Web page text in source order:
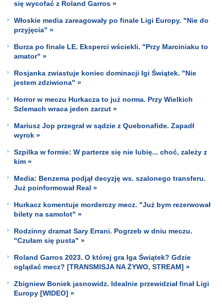
się wycofać z Roland Garros »
Włoskie media zareagowały po finale Ligi Europy. "Nie do
przyjęcia" »
Burza po finale LE. Eksperci wściekli. "Przy Marciniaku to
amator" »
Rosjanka zwiastuje koniec dominacji Igi Świątek. "Nie
jestem zdziwiona" »
Horror w meczu Hurkacza to już norma. Przy Wielkich
Szlemach wraca jeden zarzut »
Mariusz Jop przegrał w sądzie z Quebonafide. Zapadł
wyrok »
Szpilka w formie: W parterze się nie lubię... choć, zależy z
kim »
Media: Benzema podjął decyzję ws. szalonego transferu.
Już poinformował Real »
Hurkacz komentuje morderczy mecz. "Już bym rezerwował
bilety na samolot" »
Rodzinny dramat Sary Errani. Pogrzeb w dniu meczu.
"Czułam się pusta" »
Roland Garros 2023. O której gra Iga Świątek? Gdzie
oglądać mecz? [TRANSMISJA NA ŻYWO, STREAM] »
Zbigniew Boniek jasnowidz. Idealnie przewidział finał Ligi
Europy [WIDEO] »